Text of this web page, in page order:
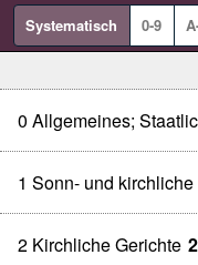
Systematisch 0-9
0 Allgemeines;
1 Sonn- und
2 Kirchliche Gerichte